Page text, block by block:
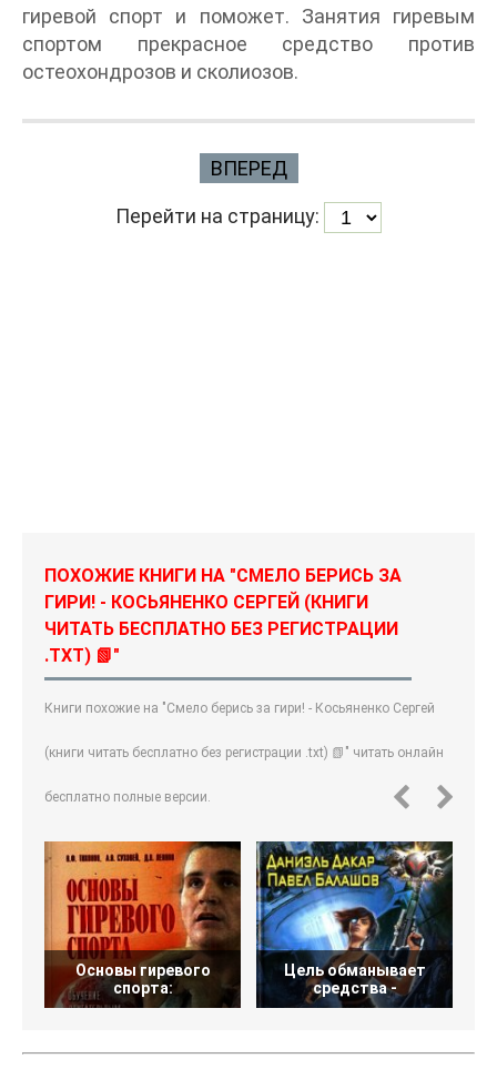
гиревой спорт и поможет. Занятия гиревым
спортом прекрасное средство против
остеохондрозов и сколиозов.
ВПЕРЕД
Перейти на страницу:
ПОХОЖИЕ КНИГИ НА "СМЕЛО БЕРИСЬ ЗА
ГИРИ! - КОСЬЯНЕНКО СЕРГЕЙ (КНИГИ
ЧИТАТЬ БЕСПЛАТНО БЕЗ РЕГИСТРАЦИИ
.TXT) 📗"
Книги похожие на "Смело берись за гири! - Косьяненко Сергей
(книги читать бесплатно без регистрации .txt) 📗" читать онлайн
бесплатно полные версии.
Основы гиревого
спорта:
Цель обманывает
средства -